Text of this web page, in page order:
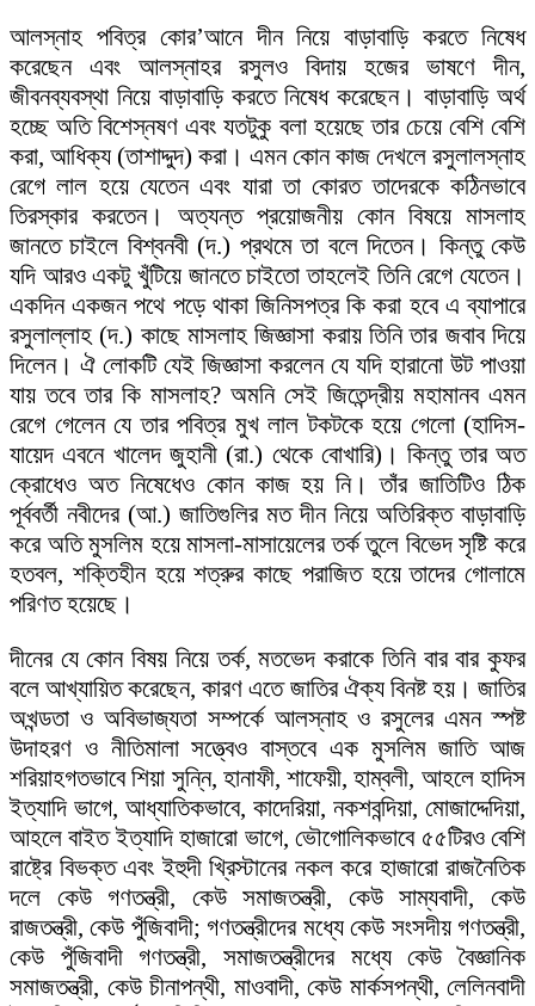
আলস্নাহ পবিত্র কোর’আনে দীন নিয়ে বাড়াবাড়ি করতে নিষেধ
করেছেন এবং আলস্নাহর রসুলও বিদায় হজের ভাষণে দীন,
জীবনব্যবস্থা নিয়ে বাড়াবাড়ি করতে নিষেধ করেছেন। বাড়াবাড়ি অর্থ
হচ্ছে অতি বিশেস্নষণ এবং যতটুকু বলা হয়েছে তার চেয়ে বেশি বেশি
করা, আধিক্য (তাশাদ্দুদ) করা। এমন কোন কাজ দেখলে রসুলালস্নাহ
রেগে লাল হয়ে যেতেন এবং যারা তা কোরত তাদেরকে কঠিনভাবে
তিরস্কার করতেন। অত্যন্ত প্রয়োজনীয় কোন বিষয়ে মাসলাহ
জানতে চাইলে বিশ্বনবী (দ.) প্রথমে তা বলে দিতেন। কিন্তু কেউ
যদি আরও একটু খুঁটিয়ে জানতে চাইতো তাহলেই তিনি রেগে যেতেন।
একদিন একজন পথে পড়ে থাকা জিনিসপত্র কি করা হবে এ ব্যাপারে
রসুলাল্লাহ (দ.) কাছে মাসলাহ জিজ্ঞাসা করায় তিনি তার জবাব দিয়ে
দিলেন। ঐ লোকটি যেই জিজ্ঞাসা করলেন যে যদি হারানো উট পাওয়া
যায় তবে তার কি মাসলাহ? অমনি সেই জিতেন্দ্রীয় মহামানব এমন
রেগে গেলেন যে তার পবিত্র মুখ লাল টকটকে হয়ে গেলো (হাদিস-
যায়েদ এবনে খালেদ জুহানী (রা.) থেকে বোখারি)। কিন্তু তার অত
ক্রোধেও অত নিষেধেও কোন কাজ হয় নি। তাঁর জাতিটিও ঠিক
পূর্ববর্তী নবীদের (আ.) জাতিগুলির মত দীন নিয়ে অতিরিক্ত বাড়াবাড়ি
করে অতি মুসলিম হয়ে মাসলা-মাসায়েলের তর্ক তুলে বিভেদ সৃষ্টি করে
হতবল, শক্তিহীন হয়ে শত্রুর কাছে পরাজিত হয়ে তাদের গোলামে
পরিণত হয়েছে।
দীনের যে কোন বিষয় নিয়ে তর্ক, মতভেদ করাকে তিনি বার বার কুফর
বলে আখ্যায়িত করেছেন, কারণ এতে জাতির ঐক্য বিনষ্ট হয়। জাতির
অখন্ডতা ও অবিভাজ্যতা সম্পর্কে আলস্নাহ ও রসুলের এমন স্পষ্ট
উদাহরণ ও নীতিমালা সত্ত্বেও বাস্তবে এক মুসলিম জাতি আজ
শরিয়াহগতভাবে শিয়া সুন্নি, হানাফী, শাফেয়ী, হাম্বলী, আহলে হাদিস
ইত্যাদি ভাগে, আধ্যাতিকভাবে, কাদেরিয়া, নকশবন্দিয়া, মোজাদ্দেদিয়া,
আহলে বাইত ইত্যাদি হাজারো ভাগে, ভৌগোলিকভাবে ৫৫টিরও বেশি
রাষ্ট্রে বিভক্ত এবং ইহুদী খ্রিস্টানের নকল করে হাজারো রাজনৈতিক
দলে কেউ গণতন্ত্রী, কেউ সমাজতন্ত্রী, কেউ সাম্যবাদী, কেউ
রাজতন্ত্রী, কেউ পুঁজিবাদী; গণতন্ত্রীদের মধ্যে কেউ সংসদীয় গণতন্ত্রী,
কেউ পুঁজিবাদী গণতন্ত্রী, সমাজতন্ত্রীদের মধ্যে কেউ বৈজ্ঞানিক
সমাজতন্ত্রী, কেউ চীনাপন্থী, মাওবাদী, কেউ মার্কসপন্থী, লেলিনবাদী